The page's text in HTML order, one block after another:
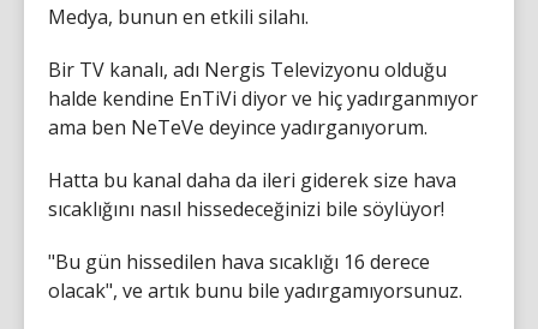
Medya, bunun en etkili silahı.
Bir TV kanalı, adı Nergis Televizyonu olduğu
halde kendine EnTiVi diyor ve hiç yadırganmıyor
ama ben NeTeVe deyince yadırganıyorum.
Hatta bu kanal daha da ileri giderek size hava
sıcaklığını nasıl hissedeceğinizi bile söylüyor!
"Bu gün hissedilen hava sıcaklığı 16 derece
olacak", ve artık bunu bile yadırgamıyorsunuz.